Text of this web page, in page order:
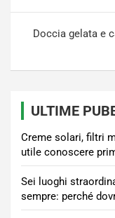
Doccia gelata e
ULTIME
Creme solari, filtri
utile conoscere
Sei luoghi
sempre: perché